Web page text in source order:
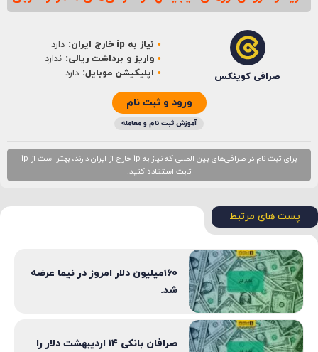
نام*
صرافی کوینکس
نیاز به ip خارج ایران:
دارد
واریز و برداشت ریالی: ندارد
اپلیکیشن موبایل: دارد
ورود و ثبت نام
آموزش ثبت نام و معامله
برای ثبت نام در صرافی‌های بین المللی که نیاز به ip خارج از ایران دارند، بهتر است از ip
ثابت استفاده کنید.
پست های مرتبط
۱۶۰میلیون دلار امروز در نیما عرضه
شد.
صرافان بانکی ۱۴ اردیبهشت دلار را